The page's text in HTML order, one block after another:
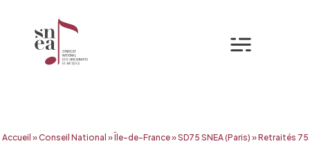
Aller
Accueil »Conseil National »Île-de-France»SD75 SNEA (Paris) »Retraités 75